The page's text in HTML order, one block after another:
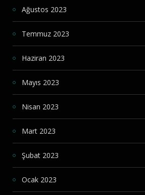
Ağustos 2023
Temmuz 2023
Haziran 2023
Mayıs 2023
Nisan 2023
Mart 2023
Şubat 2023
Ocak 2023